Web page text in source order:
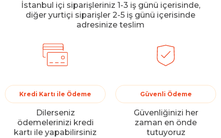
İstanbul içi siparişleriniz 1-3 iş günü içerisinde,
diğer yurtiçi siparişler 2-5 iş günü içerisinde
adresinize teslim
Kredi Kartı ile Ödeme
Dilerseniz
ödemelerinizi kredi
kartı ile yapabilirsiniz
Güvenli Ödeme
Güvenliğinizi her
zaman en önde
tutuyoruz